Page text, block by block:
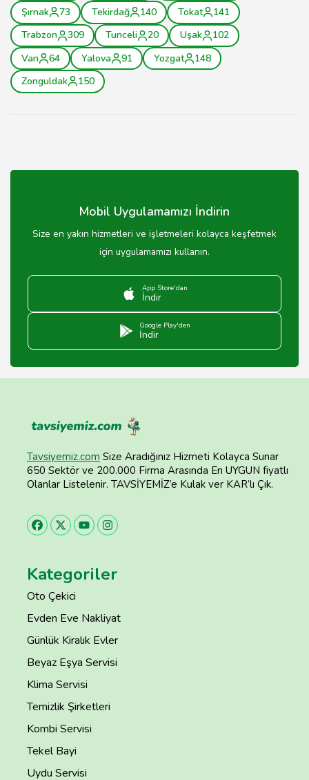
Şırnak
73 Tekirdağ 140 Tokat
141
Trabzon
309 Tunceli 20 Uşak
102
Van
64 Yalova 91 Yozgat
148
Zonguldak
150
Mobil Uygulamamızı İndirin
Size en yakın hizmetleri ve işletmeleri kolayca keşfetmek
için uygulamamızı kullanın.
App Store'dan
İndir
Google Play'den
İndir
Tavsiyemiz.com Size Aradığınız Hizmeti Kolayca Sunar
650 Sektör ve 200.000 Firma Arasında En UYGUN fiyatlı
Olanlar Listelenir. TAVSİYEMİZ’e Kulak ver KAR’lı Çık.
Kategoriler
Oto Çekici
Evden Eve Nakliyat
Günlük Kiralık Evler
Beyaz Eşya Servisi
Klima Servisi
Temizlik Şirketleri
Kombi Servisi
Tekel Bayi
Uydu Servisi